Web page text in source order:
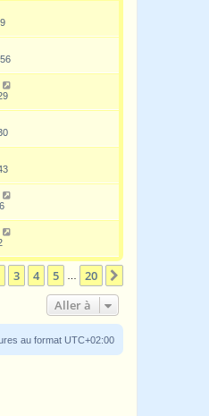
20
3 4 5 20
Aller à
au format UTC+02:00